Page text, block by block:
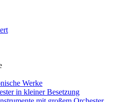
Werke
in kleiner Besetzung